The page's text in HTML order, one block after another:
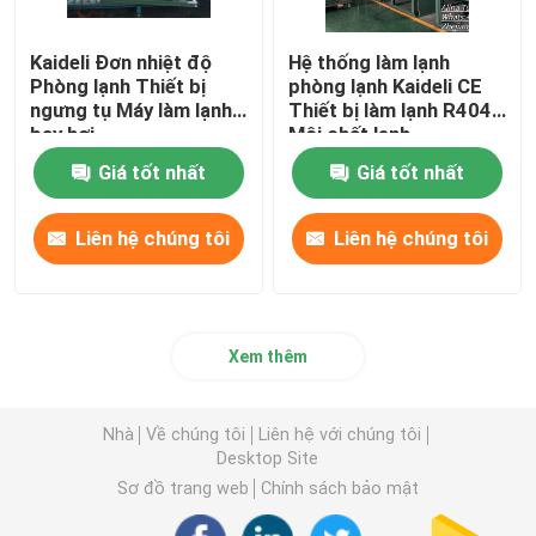
Kaideli Đơn nhiệt độ
Phòng lạnh Thiết bị
ngưng tụ Máy làm lạnh
bay hơi
Giá tốt nhất
Liên hệ chúng tôi
Hệ thống làm lạnh
phòng lạnh Kaideli CE
Thiết bị làm lạnh R404A
Môi chất lạnh
Giá tốt nhất
Liên hệ chúng tôi
Xem thêm
Nhà Về chúng tôi
Liên hệ với chúng tôi
Desktop Site
Sơ đồ trang web
Chính sách bảo mật